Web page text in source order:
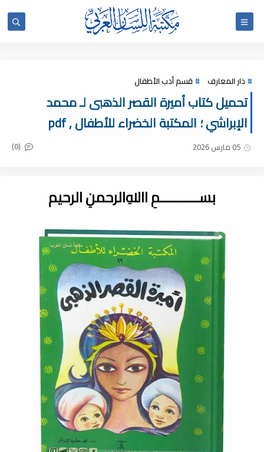
دار المعارف قسم أدب الأطفال
تحميل كتاب أميرة القصر الذهبى لـ محمد
الإبراشي ؛ المكتبة الخضراء للأطفال , pdf
05 مارس 2026 (0)
بســـــــــــمِ اﷲِالرحمنِ الرحيم